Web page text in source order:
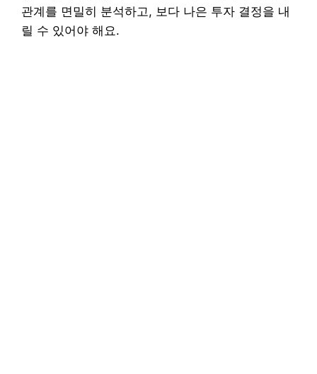
관계를 면밀히 분석하고, 보다 나은 투자 결정을 내
릴 수 있어야 해요.